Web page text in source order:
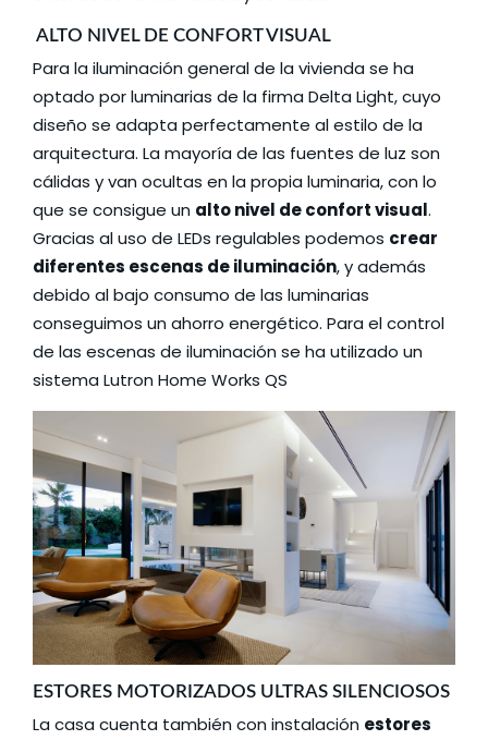
ALTO NIVEL DE CONFORT VISUAL
Para la iluminación general de la vivienda se ha
optado por luminarias de la firma Delta Light, cuyo
diseño se adapta perfectamente al estilo de la
arquitectura. La mayoría de las fuentes de luz son
cálidas y van ocultas en la propia luminaria, con lo
que se consigue un alto nivel de confort visual.
Gracias al uso de LEDs regulables podemos crear
diferentes escenas de iluminación, y además
debido al bajo consumo de las luminarias
conseguimos un ahorro energético. Para el control
de las escenas de iluminación se ha utilizado un
sistema Lutron Home Works QS
ESTORES MOTORIZADOS ULTRAS SILENCIOSOS
La casa cuenta también con instalación estores